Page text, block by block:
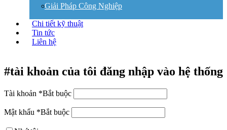
Giải Pháp Công Nghiệp
Chi tiết kỹ thuật
Tin tức
Liên hệ
#tài khoản của tôi đăng nhập vào hệ thống
Tài khoản *Bắt buộc
Mật khẩu *Bắt buộc